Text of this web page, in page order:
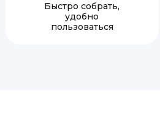
Быстро собрать,
удобно
пользоваться